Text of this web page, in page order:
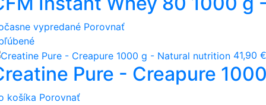
vypredané Porovnať
41,90 €
Pure - Creapure
košíka Porovnať